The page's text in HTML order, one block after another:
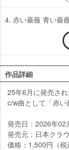
4. 赤い薔薇 青い薔
作品詳細
25年6月に発売さ
c/w曲として「赤い
発売日：2026年02
発売元：日本クラ
価格：1,500円（税